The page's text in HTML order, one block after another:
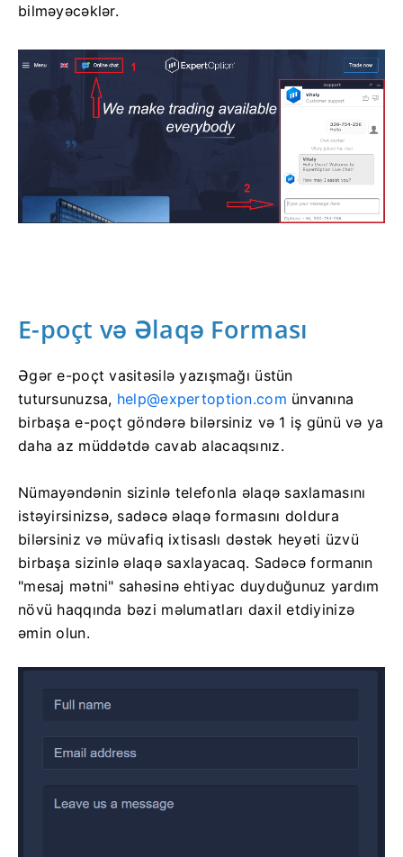
bilməyəcəklər.
E-poçt və Əlaqə Forması
Əgər e-poçt vasitəsilə yazışmağı üstün
tutursunuzsa, help@expertoption.com ünvanına
birbaşa e-poçt göndərə bilərsiniz və 1 iş günü və ya
daha az müddətdə cavab alacaqsınız.
Nümayəndənin sizinlə telefonla əlaqə saxlamasını
istəyirsinizsə, sadəcə əlaqə formasını doldura
bilərsiniz və müvafiq ixtisaslı dəstək heyəti üzvü
birbaşa sizinlə əlaqə saxlayacaq. Sadəcə formanın
"mesaj mətni" sahəsinə ehtiyac duyduğunuz yardım
növü haqqında bəzi məlumatları daxil etdiyinizə
əmin olun.